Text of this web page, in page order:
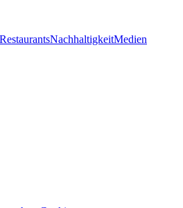
RestaurantsNachhaltigkeitMedien